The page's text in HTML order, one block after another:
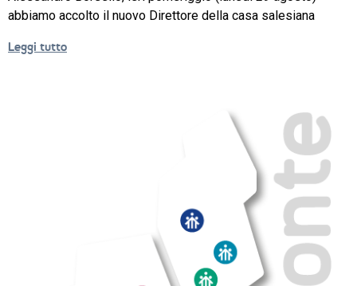
CENTRO
abbiamo accolto il nuovo Direttore della casa salesiana
Leggi tutto